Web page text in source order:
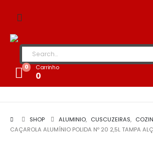
0 Carrinho
0
SHOP ALUMINIO, CUSCUZEIRAS,
CAÇAROLA ALUMÍNIO POLIDA Nº 20 2,5L TAMPA